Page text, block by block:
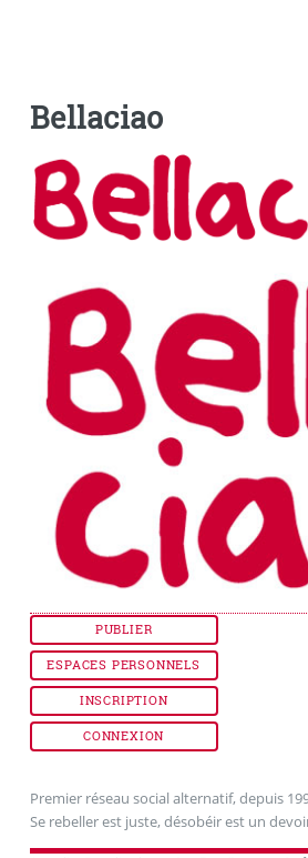
Bellaciao
PUBLIER
ESPACES PERSONNELS
INSCRIPTION
CONNEXION
Premier réseau social alternatif, depuis
Se rebeller est juste, désobéir est un